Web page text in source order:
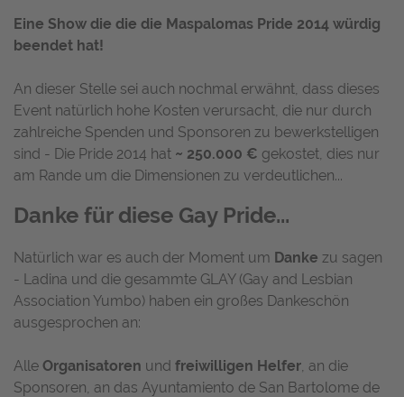
Eine Show die die die Maspalomas Pride 2014 würdig
beendet hat!
An dieser Stelle sei auch nochmal erwähnt, dass dieses
Event natürlich hohe Kosten verursacht, die nur durch
zahlreiche Spenden und Sponsoren zu bewerkstelligen
sind - Die Pride 2014 hat ~ 250.000 € gekostet, dies nur
am Rande um die Dimensionen zu verdeutlichen...
Danke für diese Gay Pride...
Natürlich war es auch der Moment um Danke zu sagen
- Ladina und die gesammte GLAY (Gay and Lesbian
Association Yumbo) haben ein großes Dankeschön
ausgesprochen an:
Alle Organisatoren und freiwilligen Helfer , an die
Sponsoren, an das Ayuntamiento de San Bartolome de